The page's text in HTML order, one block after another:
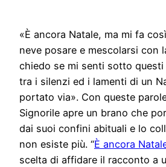
«È ancora Natale, ma mi fa
neve posare e mescolarsi con
chiedo se mi senti sotto questi
tra i silenzi ed i lamenti di un
portato via». Con queste
Signorile apre un brano che
dai suoi confini abituali e lo
non esiste più. “È ancora
scelta di affidare il racconto a